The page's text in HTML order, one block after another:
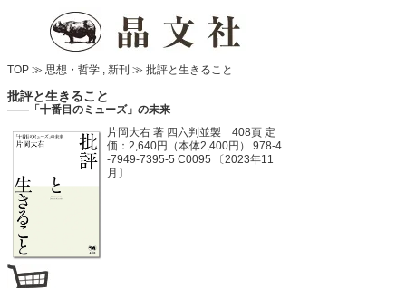
TOP ≫ 思想・哲学 , 新刊 ≫ 批評と生きること
批評と生きること
――「十番目のミューズ」の未来
片岡大右 著 四六判並製 408頁 定
価：2,640円（本体2,400円）
978-4
-7949-7395-5 C0095 〔2023年11
月〕